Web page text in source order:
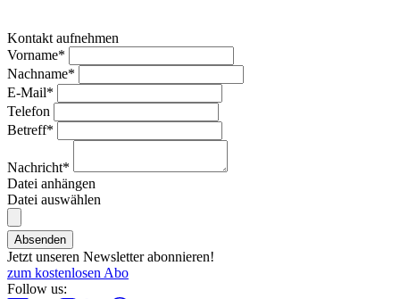
Kontakt aufnehmen
Vorname*
Nachname*
E-Mail*
Telefon
Betreff*
Nachricht*
Datei anhängen
Datei auswählen
Absenden
Jetzt unseren Newsletter abonnieren!
zum kostenlosen Abo
Follow us: